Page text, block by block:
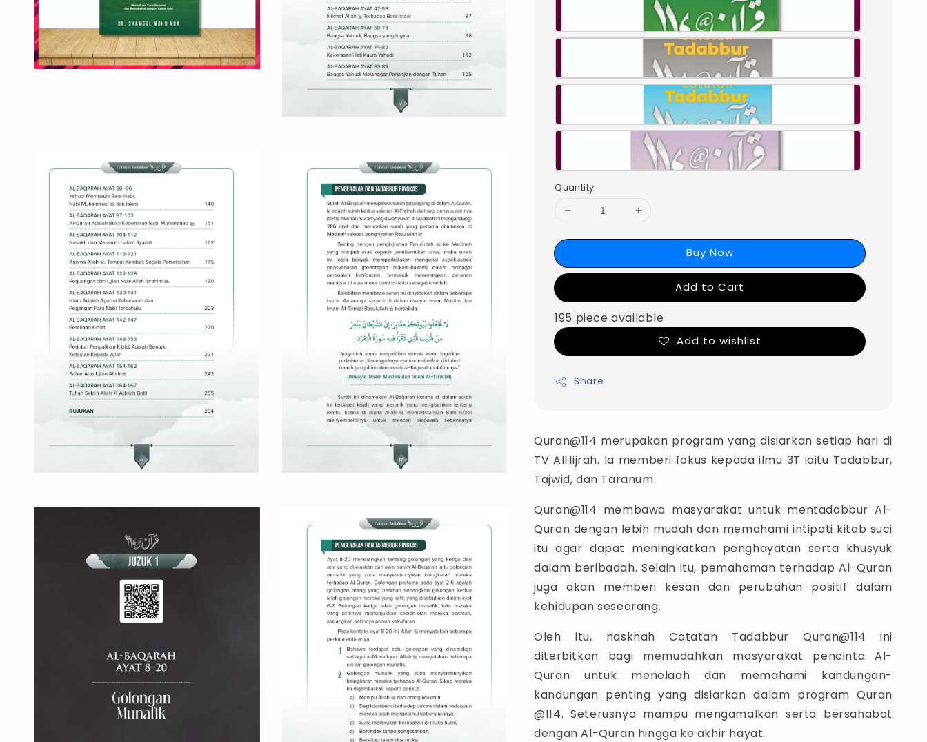
Quantity
Buy Now
Add to Cart
195 piece available
Add to wishlist
Share
Quran@114 merupakan program yang disiarkan setiap hari di
TV AlHijrah. Ia memberi fokus kepada ilmu 3T iaitu Tadabbur,
Tajwid, dan Taranum.
Quran@114 membawa masyarakat untuk mentadabbur Al-
Quran dengan lebih mudah dan memahami intipati kitab suci
itu agar dapat meningkatkan penghayatan serta khusyuk
dalam beribadah. Selain itu, pemahaman terhadap Al-Quran
juga akan memberi kesan dan perubahan positif dalam
kehidupan seseorang.
Oleh itu, naskhah Catatan Tadabbur Quran@114 ini
diterbitkan bagi memudahkan masyarakat pencinta Al-
Quran untuk menelaah dan memahami kandungan-
kandungan penting yang disiarkan dalam program Quran
@114. Seterusnya mampu mengamalkan serta bersahabat
dengan Al-Quran hingga ke akhir hayat.